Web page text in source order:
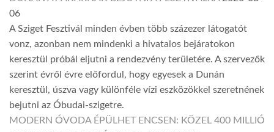
06
A Sziget Fesztivál minden évben több százezer látogatót
vonz, azonban nem mindenki a hivatalos bejáratokon
keresztül próbál eljutni a rendezvény területére. A szervezők
szerint évről évre előfordul, hogy egyesek a Dunán
keresztül, úszva vagy különféle vízi eszközökkel szeretnének
bejutni az Óbudai-szigetre.
MODERN ÓVODA ÉPÜLHET ENCSEN: KÖZEL 400 MILLIÓ